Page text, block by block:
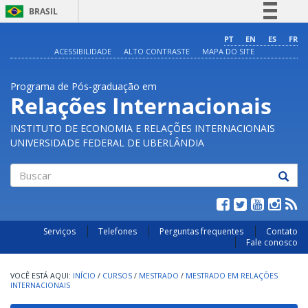
BRASIL
Comunica BR
Acesso à informação
Legislação
PT EN ES
FR
ACESSIBILIDADE
ALTO CONTRASTE MAPA DO SITE
Programa de Pós-graduação em
Relações Internacionais
INSTITUTO DE ECONOMIA E RELAÇÕES INTERNACIONAIS
UNIVERSIDADE FEDERAL DE UBERLÂNDIA
Serviços Telefones Perguntas frequentes
Contato
Fale conosco
INÍCIO / CURSOS / MESTRADO / MESTRADO EM RELAÇÕES
INTERNACIONAIS